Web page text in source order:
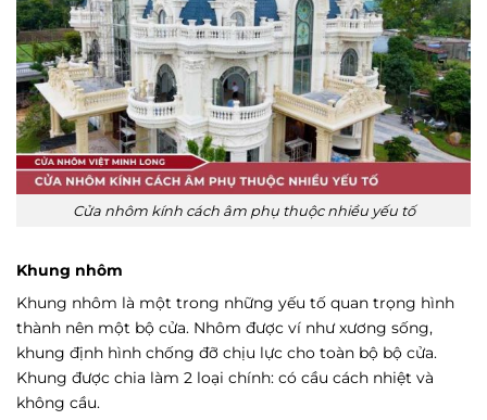
Cửa nhôm kính cách âm phụ thuộc nhiều yếu tố
Khung nhôm
Khung nhôm là một trong những yếu tố quan trọng hình
thành nên một bộ cửa. Nhôm được ví như xương sống,
khung định hình chống đỡ chịu lực cho toàn bộ bộ cửa.
Khung được chia làm 2 loại chính: có cầu cách nhiệt và
không cầu.